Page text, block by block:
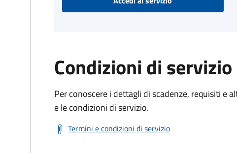
Condizioni di servizio
Per conoscere i dettagli di scadenze, requisiti e
e le condizioni di servizio.
Termini e condizioni di servizio